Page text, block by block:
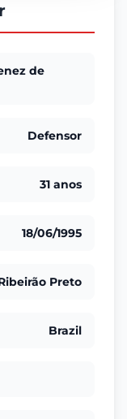
de
Defensor
31 anos
18/06/1995
Preto
Brazil